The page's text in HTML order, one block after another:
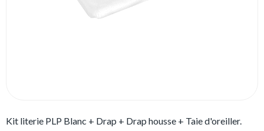
Kit literie PLP Blanc + Drap + Drap housse + Taie d'oreiller.